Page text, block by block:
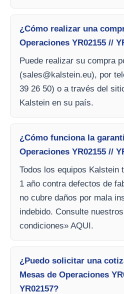
¿Cómo realizar una
Operaciones YR02155 //
Puede realizar su compra
(sales@kalstein.eu), por
39 26 50) o a través del
Kalstein en su país.
¿Cómo funciona la
Operaciones YR02155 //
Todos los equipos Kalstein
1 año contra defectos de
no cubre daños por mala
indebido. Consulte
condiciones» AQUI.
¿Puedo solicitar una
Mesas de Operaciones
YR02157?